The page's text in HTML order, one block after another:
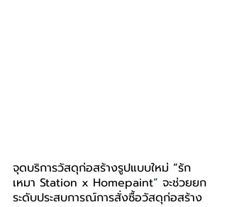
จุดบริการวัสดุก่อสร้างรูปแบบใหม่ “รัก
เหมา Station x Homepaint” จะช่วยยก
ระดับประสบการณ์การสั่งซื้อวัสดุก่อสร้าง